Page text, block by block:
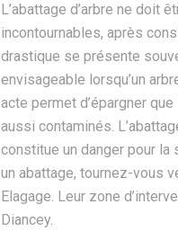
L’abattage d’arbre ne doit
incontournables, après
drastique se présente
envisageable lorsqu’un
acte permet d’épargner
aussi contaminés.
constitue un danger pour
un abattage, tournez-vous
Elagage. Leur zone
Diancey.